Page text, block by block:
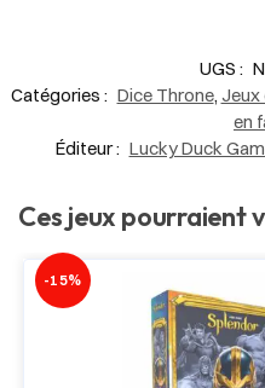
UGS :
Catégories : Dice Throne, Jeux
en
Éditeur : Lucky Duck
Ces jeux pourraient
-15%